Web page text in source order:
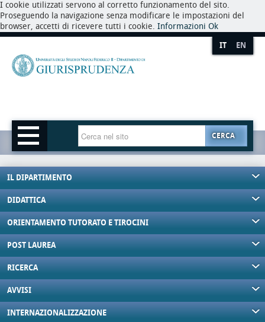
I cookie utilizzati servono al corretto funzionamento del sito.
Proseguendo la navigazione senza modificare le impostazioni del
browser, accetti di ricevere tutti i cookie. Informazioni Ok
IT EN
CERCA
IL DIPARTIMENTO
DIDATTICA
ORIENTAMENTO TUTORATO E TIROCINI
POST LAUREA
RICERCA
AVVISI
INTERNAZIONALIZZAZIONE